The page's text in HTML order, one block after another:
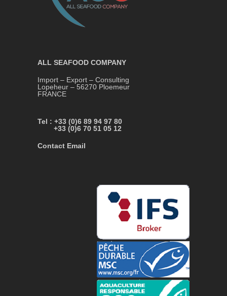
ALL SEAFOOD COMPANY
Import – Export – Consulting
Lopeheur – 56270 Ploemeur
FRANCE
Tel : +33 (0)6 89 94 97 80
+33 (0)6 70 51 05 12
Contact Email